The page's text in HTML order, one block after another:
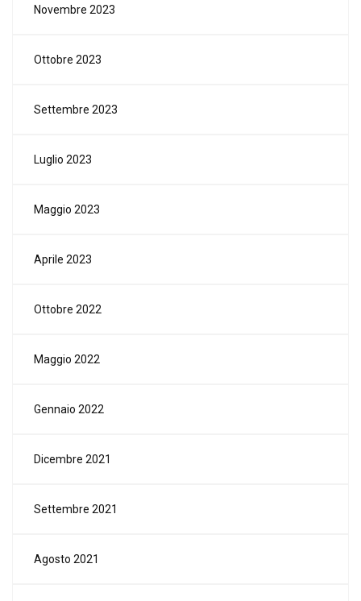
Novembre 2023
Ottobre 2023
Settembre 2023
Luglio 2023
Maggio 2023
Aprile 2023
Ottobre 2022
Maggio 2022
Gennaio 2022
Dicembre 2021
Settembre 2021
Agosto 2021